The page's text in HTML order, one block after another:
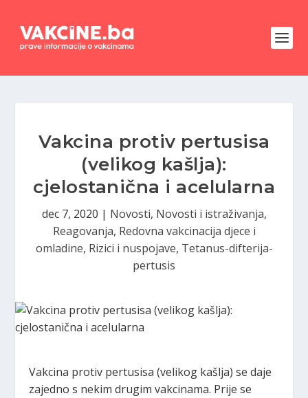
Vakcina protiv pertusisa
(velikog kašlja):
cjelostanična i acelularna
dec 7, 2020 | Novosti, Novosti i istraživanja,
Reagovanja, Redovna vakcinacija djece i
omladine, Rizici i nuspojave, Tetanus-difterija-
pertusis
Vakcina protiv pertusisa (velikog kašlja) se daje
zajedno s nekim drugim vakcinama. Prije se